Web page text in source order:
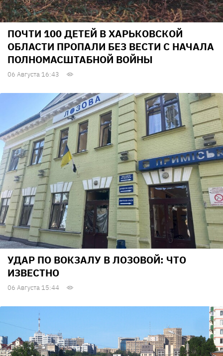
ПОЧТИ 100 ДЕТЕЙ В ХАРЬКОВСКОЙ
ОБЛАСТИ ПРОПАЛИ БЕЗ ВЕСТИ С НАЧАЛА
ПОЛНОМАСШТАБНОЙ ВОЙНЫ
06 Августа 16:43
УДАР ПО ВОКЗАЛУ В ЛОЗОВОЙ: ЧТО
ИЗВЕСТНО
06 Августа 15:44